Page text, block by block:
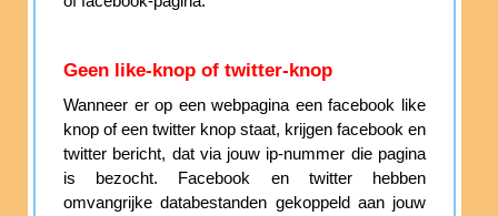
Geen like-knop of twitter-knop
Wanneer er op een webpagina een facebook like
knop of een twitter knop staat, krijgen facebook en
twitter bericht, dat via jouw ip-nummer die pagina
is bezocht. Facebook en twitter hebben
omvangrijke databestanden gekoppeld aan jouw